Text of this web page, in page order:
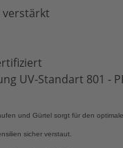
verstärkt
UV-Standart 801 -
und Gürtel sorgt für den
sicher verstaut.